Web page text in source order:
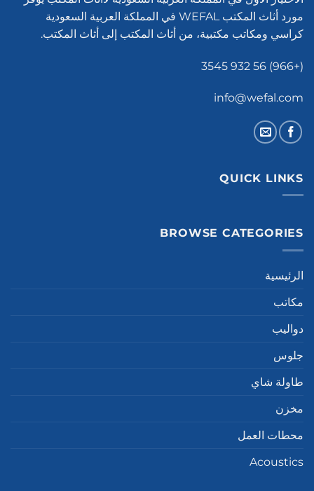
مورد أثاث المكتب WEFAL في المملكة العربية السعودية
كراسي ومكاتب مكتبية، من أثاث المكتب إلى أثاث المكتب.
(+966) 56 932 3545
info@wefal.com
QUICK LINKS
BROWSE CATEGORIES
الرئيسية
مكاتب
دواليب
جلوس
طاولة شاي
مخزن
محطات العمل
Acoustics